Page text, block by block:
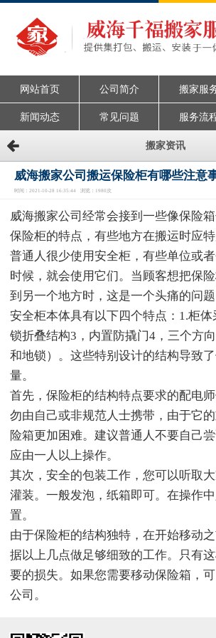
网站首页 公司简介 搬家服
新闻动态 常见问题 服务流
搬家资讯
威海搬家公司搬运保险柜有哪些注意
时间：2021-10-28 16:35:44 浏览：1980次
威海搬家公司经常会接到一些像保险
保险柜的特点，有些地方在搬运时应特
普通人很少使用安全柜，有些单位或
时候，就会使用它们。当顾客想把保
到另一个地方时，这是一个头痛的问题
安全柜本体具有以下四个特点：1.柜
锁折叠结构3，内置防撬门4，三个方
和地锁）。这些特别设计的结构导致
量。
首先，保险柜的结构特点要求的配电
勿由自己或非规范人士携带，由于它
险箱更加困难。建议普通人不要自己
应由一人以上操作。
其次，安全的包装工作，您可以听取
灌装。一般发泡，纸箱即可。在操作
置。
由于保险柜的结构独特，在开始移动
据以上几点做足够细致的工作。只有
要的损失。如果您需要移动保险箱，
公司。